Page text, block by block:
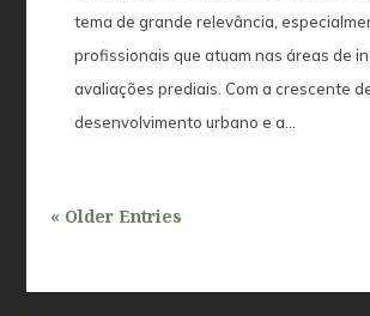
tema de grande relevância,
profissionais que atuam nas áreas de
avaliações prediais. Com a crescente
desenvolvimento urbano e a...
« Older Entries